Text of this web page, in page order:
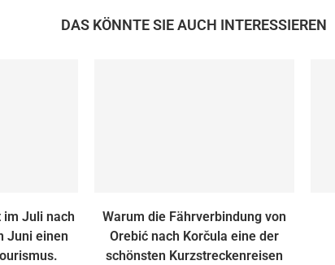
DAS KÖNNTE SIE AUCH INTERESSIEREN
im Juli nach
Juni einen
Warum die Fährverbindung von
Orebić nach Korčula eine der
schönsten Kurzstreckenreisen